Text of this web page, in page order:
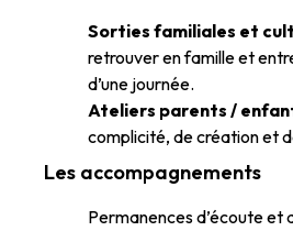
Sorties familiales et
retrouver en famille et
d’une journée.
Ateliers parents /
complicité, de création et
Les accompagnements
Permanences d’écoute et